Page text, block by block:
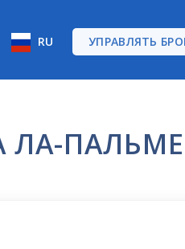
RU УПРАВЛЯТЬ
ЛА-ПАЛЬМЕ